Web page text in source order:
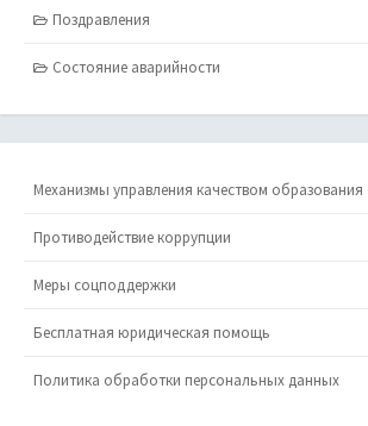
Поздравления
Состояние аварийности
Механизмы управления качеством образования
Противодействие коррупции
Меры соцподдержки
Бесплатная юридическая помощь
Политика обработки персональных данных